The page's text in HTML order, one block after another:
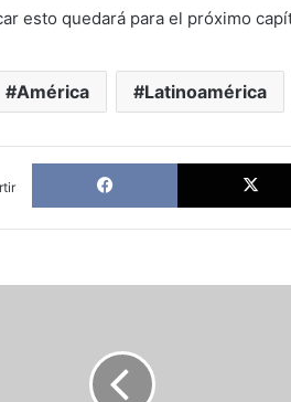
esto quedará para el próximo
América Latinoamérica
Facebook